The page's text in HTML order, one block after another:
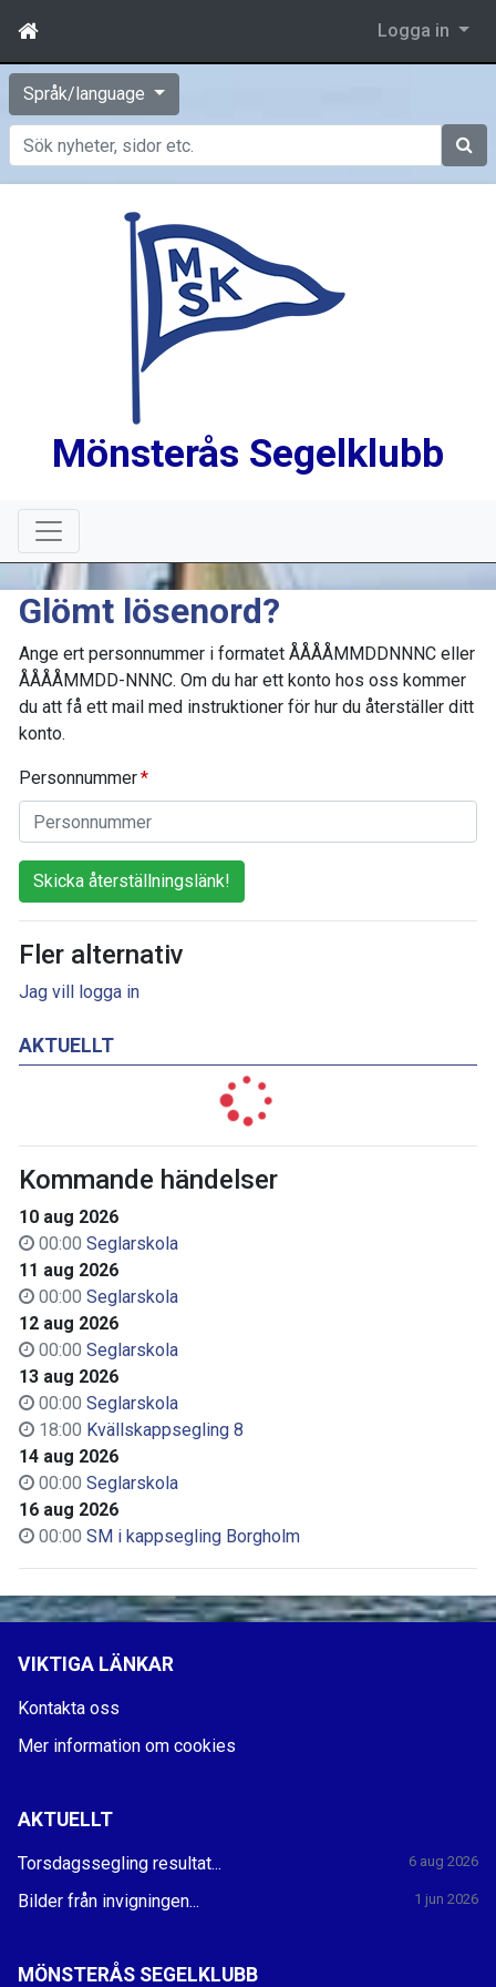
Logga in
Språk/language
Sök
Mönsterås Segelklubb
AKTUELLT
Kommande händelser
10 aug 2026
00:00 Seglarskola
11 aug 2026
00:00 Seglarskola
12 aug 2026
00:00 Seglarskola
13 aug 2026
00:00 Seglarskola
18:00 Kvällskappsegling 8
14 aug 2026
00:00 Seglarskola
16 aug 2026
00:00 SM i kappsegling Borgholm
Glömt lösenord?
Ange ert personnummer i formatet ÅÅÅÅMMDDNNNC eller
ÅÅÅÅMMDD-NNNC. Om du har ett konto hos oss kommer
du att få ett mail med instruktioner för hur du återställer ditt
konto.
Personnummer
Skicka återställningslänk!
Fler alternativ
Jag vill logga in
VIKTIGA LÄNKAR
Kontakta oss
Mer information om cookies
AKTUELLT
Torsdagssegling resultat... 6 aug 2026
Bilder från invigningen... 1 jun 2026
MÖNSTERÅS SEGELKLUBB